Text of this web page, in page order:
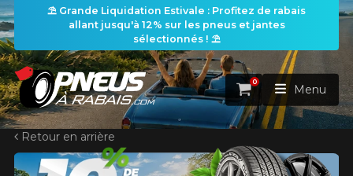
⛱️ Grande Liquidation Estivale : Profitez de rabais
allant jusqu'à 12% sur les pneus et jantes
sélectionnés ! ⛱️
ACCUEIL
Panier
0
Menu
Retour en arrière